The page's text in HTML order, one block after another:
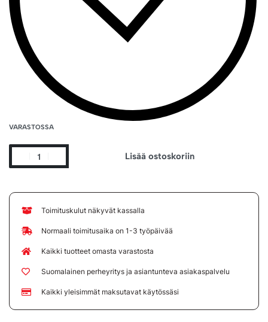
VARASTOSSA
Lisää ostoskoriin
Toimituskulut näkyvät kassalla
Normaali toimitusaika on 1-3 työpäivää
Kaikki tuotteet omasta varastosta
Suomalainen perheyritys ja asiantunteva asiakaspalvelu
Kaikki yleisimmät maksutavat käytössäsi